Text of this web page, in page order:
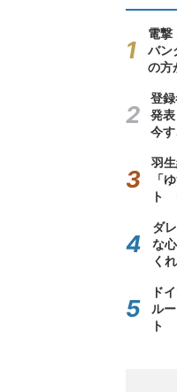
電撃
バン
の方
登
発
今す
羽
「
ト
ダ
な
く
ド
ル
ト